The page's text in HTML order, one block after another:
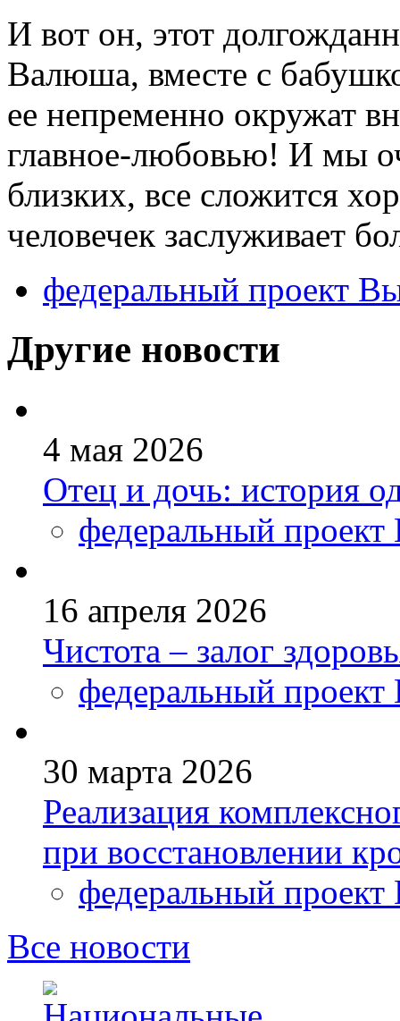
И вот он, этот
Валюша, вместе с
ее непременно окружат
главное-любовью! И мы
близких, все сложится
человечек заслуживает
федеральный проект
Другие новости
4 мая 2026
Отец и дочь: история
федеральный проект
16 апреля 2026
Чистота – залог
федеральный проект
30 марта 2026
Реализация
при восстановлении
федеральный проект
Все новости